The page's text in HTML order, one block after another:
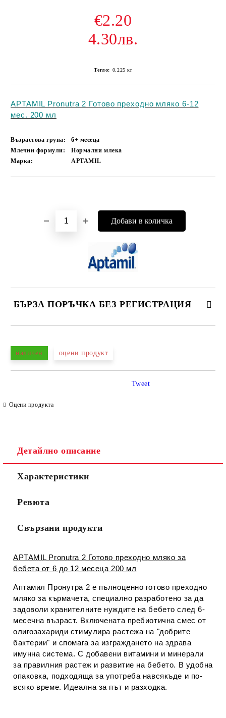
€2.20
4.30лв.
Тегло: 0.225 кг
APTAMIL Pronutra 2 Готово преходно мляко 6-12
мес. 200 мл
Възрастова група:
6+ месеца
Млечни формули:
Нормални млека
Марка:
APTAMIL
БЪРЗА ПОРЪЧКА БЕЗ РЕГИСТРАЦИЯ
наличен оцени продукт
Оцени продукта
Tweet
Детайлно описание
Характеристики
Ревюта
Свързани продукти
APTAMIL Pronutra 2 Готово преходно мляко за
бебета от 6 до 12 месеца 200 мл
Аптамил Пронутра 2 е пълноценно готово преходно
мляко за кърмачета, специално разработено за да
задоволи хранителните нуждите на бебето след 6-
месечна възраст. Включената пребиотична смес от
олигозахариди стимулира растежа на "добрите
бактерии" и спомага за изграждането на здрава
имунна система. С добавени витамини и минерали
за правилния растеж и развитие на бебето. В удобна
опаковка, подходяща за употреба навсякъде и по-
всяко време. Идеална за път и разходка.